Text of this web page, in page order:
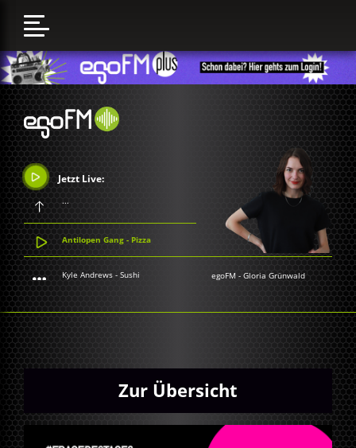
Jetzt Live:
...
Antilopen Gang - Pizza
Kyle Andrews - Sushi egoFM -Gloria Grünwald
Zur Übersicht